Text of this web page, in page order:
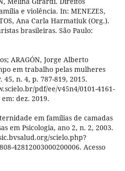
e violência. In: MENEZES,
Ana Carla Harmatiuk (Org.).
brasileiras. São Paulo:
ARAGÓN, Jorge Alberto
em trabalho pelas mulheres
n. 4, p. 787-819, 2015.
pdf/ee/v45n4/0101-4161-
dez. 2019.
em famílias de camadas
em Psicologia, ano 2, n. 2, 2003.
scielo.php?
42812003000200006. Acesso